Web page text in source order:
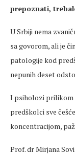
prepoznati,
U Srbiji nema
sa govorom, ali je
patologije kod
nepunih deset
I psiholozi prilikom
predškolci sve
koncentracijom,
Prof. dr Mirjana